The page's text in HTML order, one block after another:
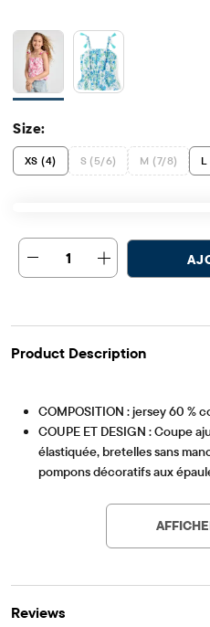
Size:
XS (4) S (5/6) M (7/8) L
1
Product Description
COMPOSITION : jersey 60 %
COUPE ET DESIGN : Coupe
élastiquée, bretelles sans
pompons décoratifs aux
CARACTÉRISTIQUES :
tissu fini pour plus de
rétrécissement
Reviews